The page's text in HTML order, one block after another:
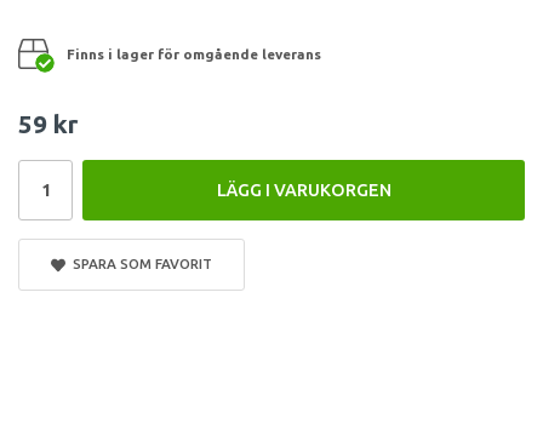
Finns i lager för omgående leverans
59 kr
LÄGG I VARUKORGEN
SPARA SOM FAVORIT